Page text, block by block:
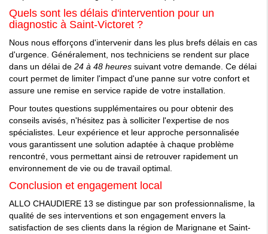
Quels sont les délais d'intervention pour un
diagnostic à Saint-Victoret ?
Nous nous efforçons d'intervenir dans les plus brefs délais en cas
d'urgence. Généralement, nos techniciens se rendent sur place
dans un délai de 24 à 48 heures suivant votre demande. Ce délai
court permet de limiter l'impact d'une panne sur votre confort et
assure une remise en service rapide de votre installation.
Pour toutes questions supplémentaires ou pour obtenir des
conseils avisés, n'hésitez pas à solliciter l'expertise de nos
spécialistes. Leur expérience et leur approche personnalisée
vous garantissent une solution adaptée à chaque problème
rencontré, vous permettant ainsi de retrouver rapidement un
environnement de vie ou de travail optimal.
Conclusion et engagement local
ALLO CHAUDIERE 13 se distingue par son professionnalisme, la
qualité de ses interventions et son engagement envers la
satisfaction de ses clients dans la région de Marignane et Saint-